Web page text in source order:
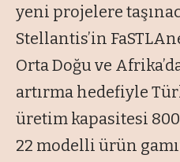
yeni projelere
Stellantis’in
Orta Doğu ve
artırma hedefiyle
üretim kapasitesi
22 modelli ürün